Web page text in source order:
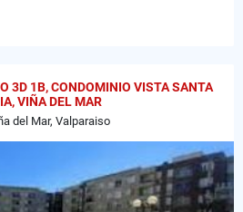
3D 1B, CONDOMINIO VISTA SANTA
VIÑA DEL MAR
del Mar, Valparaiso